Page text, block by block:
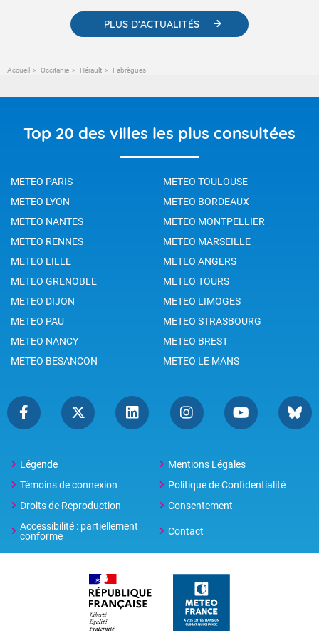
PLUS D'ACTUALITÉS
Accueil Occitanie Hérault Fabrègues
Top 20 des villes les plus consultées
METEO PARIS
METEO TOULOUSE
METEO LYON
METEO BORDEAUX
METEO NANTES
METEO MONTPELLIER
METEO RENNES
METEO MARSEILLE
METEO LILLE
METEO ANGERS
METEO GRENOBLE
METEO TOURS
METEO DIJON
METEO LIMOGES
METEO PAU
METEO STRASBOURG
METEO NANCY
METEO BREST
METEO BESANCON
METEO LE MANS
Légende
Mentions Légales
Témoins de connexion
Politique de Confidentialité
Droits de Reproduction
Consentement
Accessibilité : partiellement
conforme
Contact